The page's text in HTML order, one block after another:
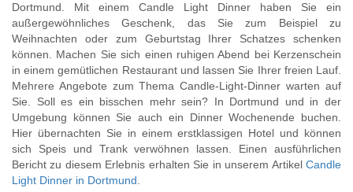
Dortmund. Mit einem Candle Light Dinner haben Sie ein
außergewöhnliches Geschenk, das Sie zum Beispiel zu
Weihnachten oder zum Geburtstag Ihrer Schatzes schenken
können. Machen Sie sich einen ruhigen Abend bei Kerzenschein
in einem gemütlichen Restaurant und lassen Sie Ihrer freien Lauf.
Mehrere Angebote zum Thema Candle-Light-Dinner warten auf
Sie. Soll es ein bisschen mehr sein? In Dortmund und in der
Umgebung können Sie auch ein Dinner Wochenende buchen.
Hier übernachten Sie in einem erstklassigen Hotel und können
sich Speis und Trank verwöhnen lassen. Einen ausführlichen
Bericht zu diesem Erlebnis erhalten Sie in unserem Artikel Candle
Light Dinner in Dortmund